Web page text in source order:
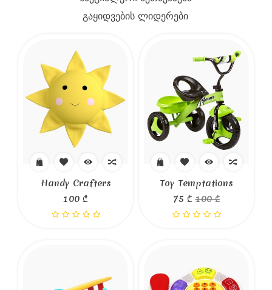
გაყიდვების ლიდერები
Handy Crafters
100 ₾
Toy Temptations
75 ₾ 100 ₾